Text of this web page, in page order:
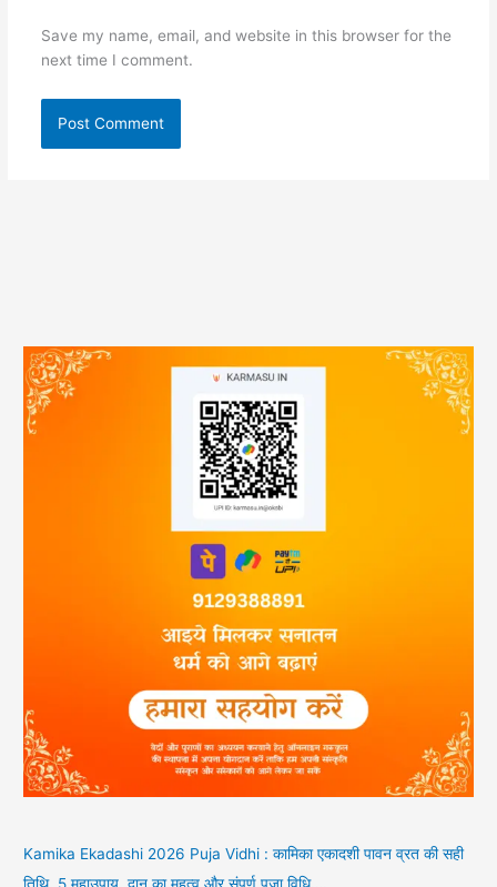
Save my name, email, and website in this browser for the
next time I comment.
Kamika Ekadashi 2026 Puja Vidhi : कामिका एकादशी पावन व्रत की सही